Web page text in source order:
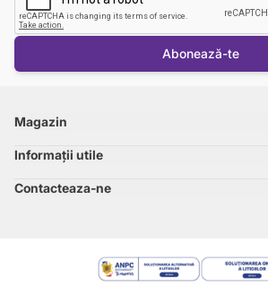
Abonează-te
Magazin
Informații utile
Contacteaza-ne